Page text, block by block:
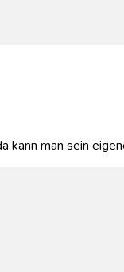
man sein